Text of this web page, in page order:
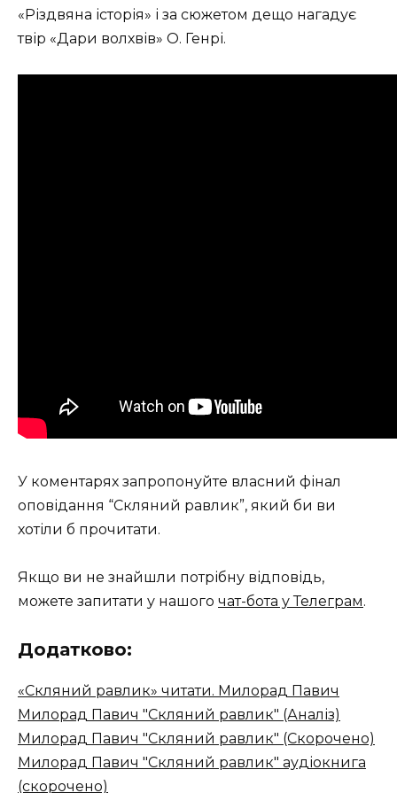
«Різдвяна історія» і за сюжетом дещо нагадує
твір «Дари волхвів» О. Генрі.
У коментарях запропонуйте власний фінал
оповідання “Скляний равлик”, який би ви
хотіли б прочитати.
Якщо ви не знайшли потрібну відповідь,
можете запитати у нашого чат-бота у Телеграм.
Додатково:
«Скляний равлик» читати. Милорад Павич
Милорад Павич "Скляний равлик" (Аналіз)
Милорад Павич "Скляний равлик" (Скорочено)
Милорад Павич "Скляний равлик" аудіокнига
(скорочено)